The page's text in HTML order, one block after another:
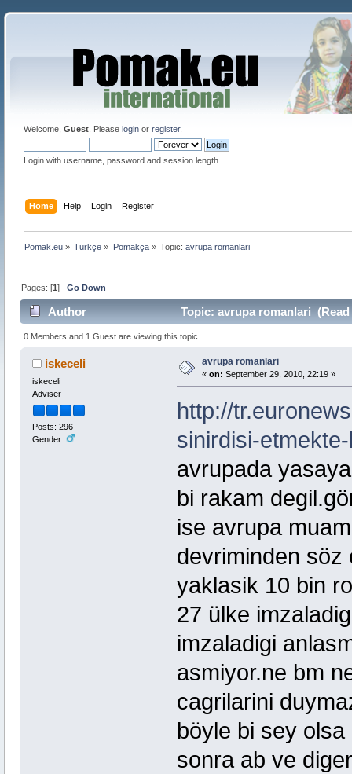
Welcome, Guest. Please loginor register.
Login with username, password and session length
Home Help Login Register
Pomak.eu » Türkçe » Pomakça» Topic:avrupa romanlari
Pages: [1]Go Down
Author Topic: avrupa romanlari (Read
0 Members and 1 Guest are viewing this topic.
iskeceli
iskeceli
Adviser
Posts: 296
Gender:
avrupa romanlari
« on: September 29, 2010, 22:19 »
http://
sinirdisi-
avrupada
bi rakam
ise avrupa
devriminden söz
yaklasik 10 bin
27 ülke
imzaladigi
asmiyor.ne bm
cagrilarini
böyle bi sey
sonra ab ve